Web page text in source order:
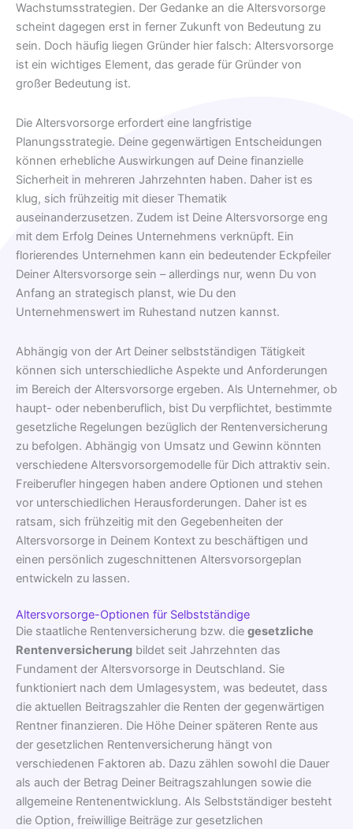
Wachstumsstrategien. Der Gedanke an die Altersvorsorge
scheint dagegen erst in ferner Zukunft von Bedeutung zu
sein. Doch häufig liegen Gründer hier falsch: Altersvorsorge
ist ein wichtiges Element, das gerade für Gründer von
großer Bedeutung ist.
Die Altersvorsorge erfordert eine langfristige
Planungsstrategie. Deine gegenwärtigen Entscheidungen
können erhebliche Auswirkungen auf Deine finanzielle
Sicherheit in mehreren Jahrzehnten haben. Daher ist es
klug, sich frühzeitig mit dieser Thematik
auseinanderzusetzen. Zudem ist Deine Altersvorsorge eng
mit dem Erfolg Deines Unternehmens verknüpft. Ein
florierendes Unternehmen kann ein bedeutender Eckpfeiler
Deiner Altersvorsorge sein – allerdings nur, wenn Du von
Anfang an strategisch planst, wie Du den
Unternehmenswert im Ruhestand nutzen kannst.
Abhängig von der Art Deiner selbstständigen Tätigkeit
können sich unterschiedliche Aspekte und Anforderungen
im Bereich der Altersvorsorge ergeben. Als Unternehmer, ob
haupt- oder nebenberuflich, bist Du verpflichtet, bestimmte
gesetzliche Regelungen bezüglich der Rentenversicherung
zu befolgen. Abhängig von Umsatz und Gewinn könnten
verschiedene Altersvorsorgemodelle für Dich attraktiv sein.
Freiberufler hingegen haben andere Optionen und stehen
vor unterschiedlichen Herausforderungen. Daher ist es
ratsam, sich frühzeitig mit den Gegebenheiten der
Altersvorsorge in Deinem Kontext zu beschäftigen und
einen persönlich zugeschnittenen Altersvorsorgeplan
entwickeln zu lassen.
Altersvorsorge-Optionen für Selbstständige
Die staatliche Rentenversicherung bzw. die gesetzliche
Rentenversicherung bildet seit Jahrzehnten das
Fundament der Altersvorsorge in Deutschland. Sie
funktioniert nach dem Umlagesystem, was bedeutet, dass
die aktuellen Beitragszahler die Renten der gegenwärtigen
Rentner finanzieren. Die Höhe Deiner späteren Rente aus
der gesetzlichen Rentenversicherung hängt von
verschiedenen Faktoren ab. Dazu zählen sowohl die Dauer
als auch der Betrag Deiner Beitragszahlungen sowie die
allgemeine Rentenentwicklung. Als Selbstständiger besteht
die Option, freiwillige Beiträge zur gesetzlichen